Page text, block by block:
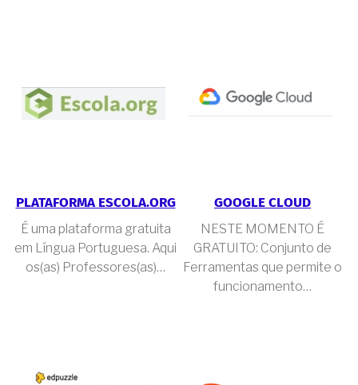
PLATAFORMA ESCOLA.ORG
É uma plataforma gratuita
em Língua Portuguesa. Aqui
os(as) Professores(as)…
GOOGLE CLOUD
NESTE MOMENTO É
GRATUITO: Conjunto de
Ferramentas que permite o
funcionamento…